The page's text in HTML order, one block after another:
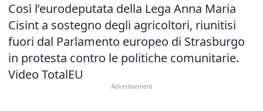
Così l’eurodeputata della Lega Anna Maria
Cisint a sostegno degli agricoltori, riunitisi
fuori dal Parlamento europeo di Strasburgo
in protesta contro le politiche comunitarie.
Video TotalEU